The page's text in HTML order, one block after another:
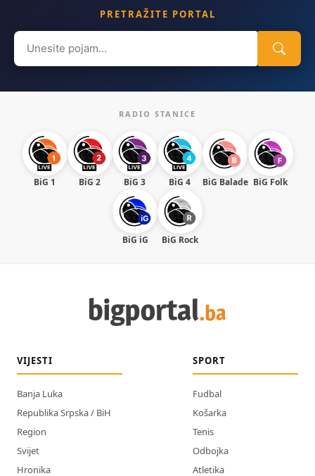
PRETRAŽITE PORTAL
Search
for:
RADIO STANICE
BiG 1 BiG 2 BiG 3 BiG 4 BiG Balade BiG Folk
BiG iG BiG Rock
VIJESTI
Banja Luka
Republika Srpska / BiH
Region
Svijet
Hronika
SPORT
Fudbal
Košarka
Tenis
Odbojka
Atletika